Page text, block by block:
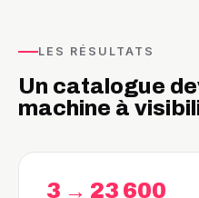
LES RÉSULTATS
Un catalogue
machine à
3 → 23 600